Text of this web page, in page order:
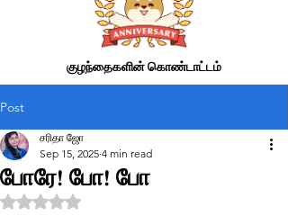
குழந்தைகளின் கொண்டாட்டம்
Post
போரே! போ! போ
சரிதா ஜோ
Sep 15, 2025 4 min read
Rated NaN out of 5 stars.